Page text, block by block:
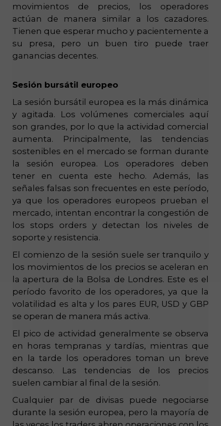
movimientos de precios, los operadores
actúan de manera similar a los cazadores.
Tienen que esperar mucho y pacientemente a
su presa, pero un buen tiro puede traer
ganancias decentes.
Sesión bursátil europeo
La sesión bursátil europea es la más dinámica
y agitada. Los volúmenes comerciales aquí
son grandes, por lo que la actividad comercial
aumenta. Principalmente, las tendencias
sostenibles en el mercado se forman durante
la sesión europea. Los operadores deben
tener en cuenta este hecho. Además, las
señales falsas son frecuentes en este período,
ya que los operadores europeos prueban el
mercado, intentan encontrar la congestión de
los stops orders y detectan los niveles de
soporte y resistencia.
El comienzo de la sesión suele ser tranquilo y
los movimientos de los precios se aceleran en
la apertura de la Bolsa de Londres. Este es el
período favorito de los operadores, ya que la
volatilidad es alta y los pares EUR, USD y GBP
se operan de manera más activa.
El pico de actividad generalmente se observa
en horas tempranas y tardías, mientras que
en la tarde los operadores toman un breve
descanso. Las tendencias de los precios
suelen cambiar al final de la sesión.
Cualquier par de divisas puede negociarse
durante la sesión europea, pero la mayoría de